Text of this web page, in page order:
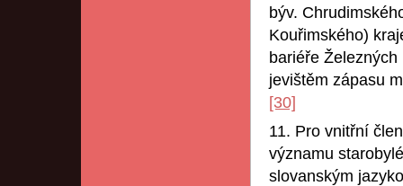
býv.
Kouřimského)
bariéře
jevištěm zápasu
[30]
11. Pro vnitřní
významu
slovanským